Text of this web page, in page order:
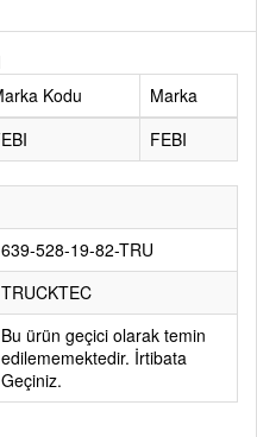
Kodu
Marka
FEBI
639-528-19-82-TRU
TRUCKTEC
Bu ürün geçici olarak temin
edilememektedir. İrtibata
Geçiniz.